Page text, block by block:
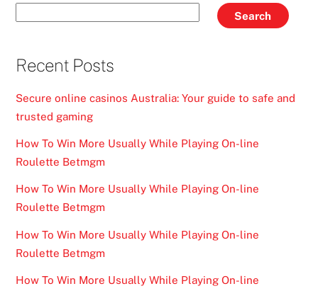
Search
Recent Posts
Secure online casinos Australia: Your guide to safe and
trusted gaming
How To Win More Usually While Playing On-line
Roulette Betmgm
How To Win More Usually While Playing On-line
Roulette Betmgm
How To Win More Usually While Playing On-line
Roulette Betmgm
How To Win More Usually While Playing On-line